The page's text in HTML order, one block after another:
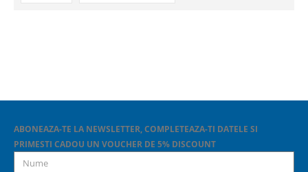
ABONEAZA-TE LA NEWSLETTER, COMPLETEAZA-TI DATELE SI
PRIMESTI CADOU UN VOUCHER DE 5% DISCOUNT